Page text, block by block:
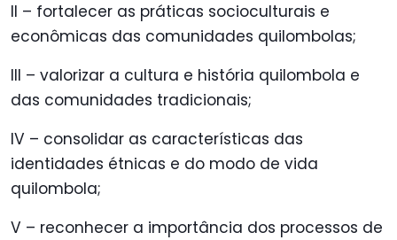
II – fortalecer as práticas socioculturais e
econômicas das comunidades quilombolas;
III – valorizar a cultura e história quilombola e
das comunidades tradicionais;
IV – consolidar as características das
identidades étnicas e do modo de vida
quilombola;
V – reconhecer a importância dos processos de